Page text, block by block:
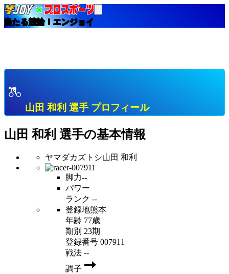
当たる競輪！エンジョイ
山田 和利 選手 プロフィール
山田 和利 選手の基本情報
ヤマダカズトシ山田 和利
脚力--
パワー
ランク --
登録地熊本
年齢 77歳
期別 23期
登録番号 007911
戦法 --
調子